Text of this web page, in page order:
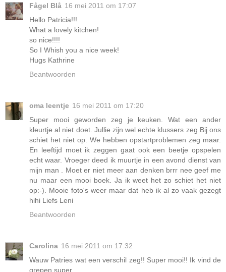
Fågel Blå 16 mei 2011 om 17:07
Hello Patricia!!!
What a lovely kitchen!
so nice!!!!
So I Whish you a nice week!
Hugs Kathrine
Beantwoorden
oma leentje 16 mei 2011 om 17:20
Super mooi geworden zeg je keuken. Wat een ander
kleurtje al niet doet. Jullie zijn wel echte klussers zeg Bij ons
schiet het niet op. We hebben opstartproblemen zeg maar.
En leeftijd moet ik zeggen gaat ook een beetje opspelen
echt waar. Vroeger deed ik muurtje in een avond dienst van
mijn man . Moet er niet meer aan denken brrr nee geef me
nu maar een mooi boek. Ja ik weet het zo schiet het niet
op:-). Mooie foto's weer maar dat heb ik al zo vaak gezegt
hihi Liefs Leni
Beantwoorden
Carolina 16 mei 2011 om 17:32
Wauw Patries wat een verschil zeg!! Super mooi!! Ik vind de
grepen super...